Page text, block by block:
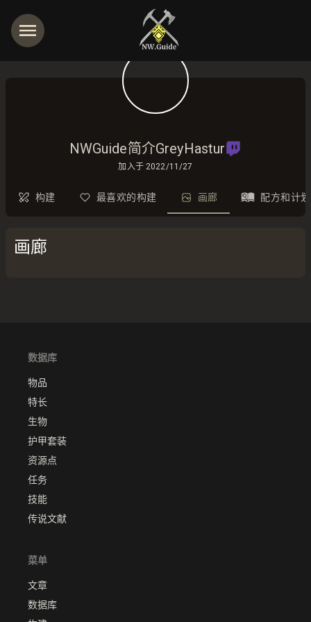
NWGuide简介GreyHastur
加入于 2022/11/27
构建 最喜欢的构建 画廊 配方和计
画廊
数据库
物品
特长
生物
护甲套装
资源点
任务
技能
传说文献
菜单
文章
数据库